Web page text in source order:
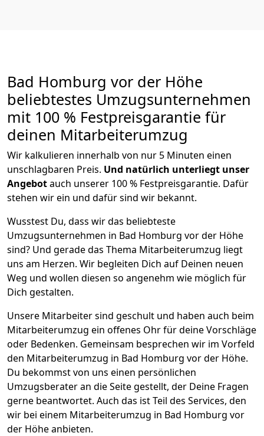
Bad Homburg vor der Höhe
beliebtestes Umzugsunternehmen
mit 100 % Festpreisgarantie für
deinen Mitarbeiterumzug
Wir kalkulieren innerhalb von nur 5 Minuten einen
unschlagbaren Preis. Und natürlich unterliegt unser
Angebotauch unserer 100 % Festpreisgarantie. Dafür
stehen wir ein und dafür sind wir bekannt.
Wusstest Du, dass wir das beliebteste
Umzugsunternehmen in Bad Homburg vor der Höhe
sind? Und gerade das Thema Mitarbeiterumzug liegt
uns am Herzen. Wir begleiten Dich auf Deinen neuen
Weg und wollen diesen so angenehm wie möglich für
Dich gestalten.
Unsere Mitarbeiter sind geschult und haben auch beim
Mitarbeiterumzug ein offenes Ohr für deine Vorschläge
oder Bedenken. Gemeinsam besprechen wir im Vorfeld
den Mitarbeiterumzug in Bad Homburg vor der Höhe.
Du bekommst von uns einen persönlichen
Umzugsberater an die Seite gestellt, der Deine Fragen
gerne beantwortet. Auch das ist Teil des Services, den
wir bei einem Mitarbeiterumzug in Bad Homburg vor
der Höhe anbieten.